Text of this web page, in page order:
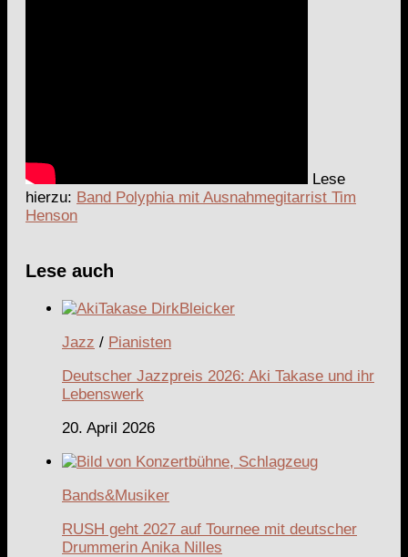
Lese
hierzu: Band Polyphia mit Ausnahmegitarrist Tim
Henson
Lese auch
Jazz / Pianisten
Deutscher Jazzpreis 2026: Aki Takase und ihr
Lebenswerk
20. April 2026
Bands&Musiker
RUSH geht 2027 auf Tournee mit deutscher
Drummerin Anika Nilles